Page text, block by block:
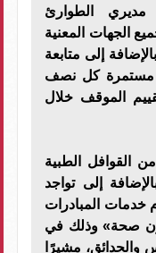
الطوارئ
الجهات المعنية
إلى متابعة
مستمرة كل نصف
الموقف خلال
القوافل الطبية
إلى تواجد
خدمات المبادرات
للصحة العامة «100 مليون صحة» وذلك في
والحدائق، مشيرًا